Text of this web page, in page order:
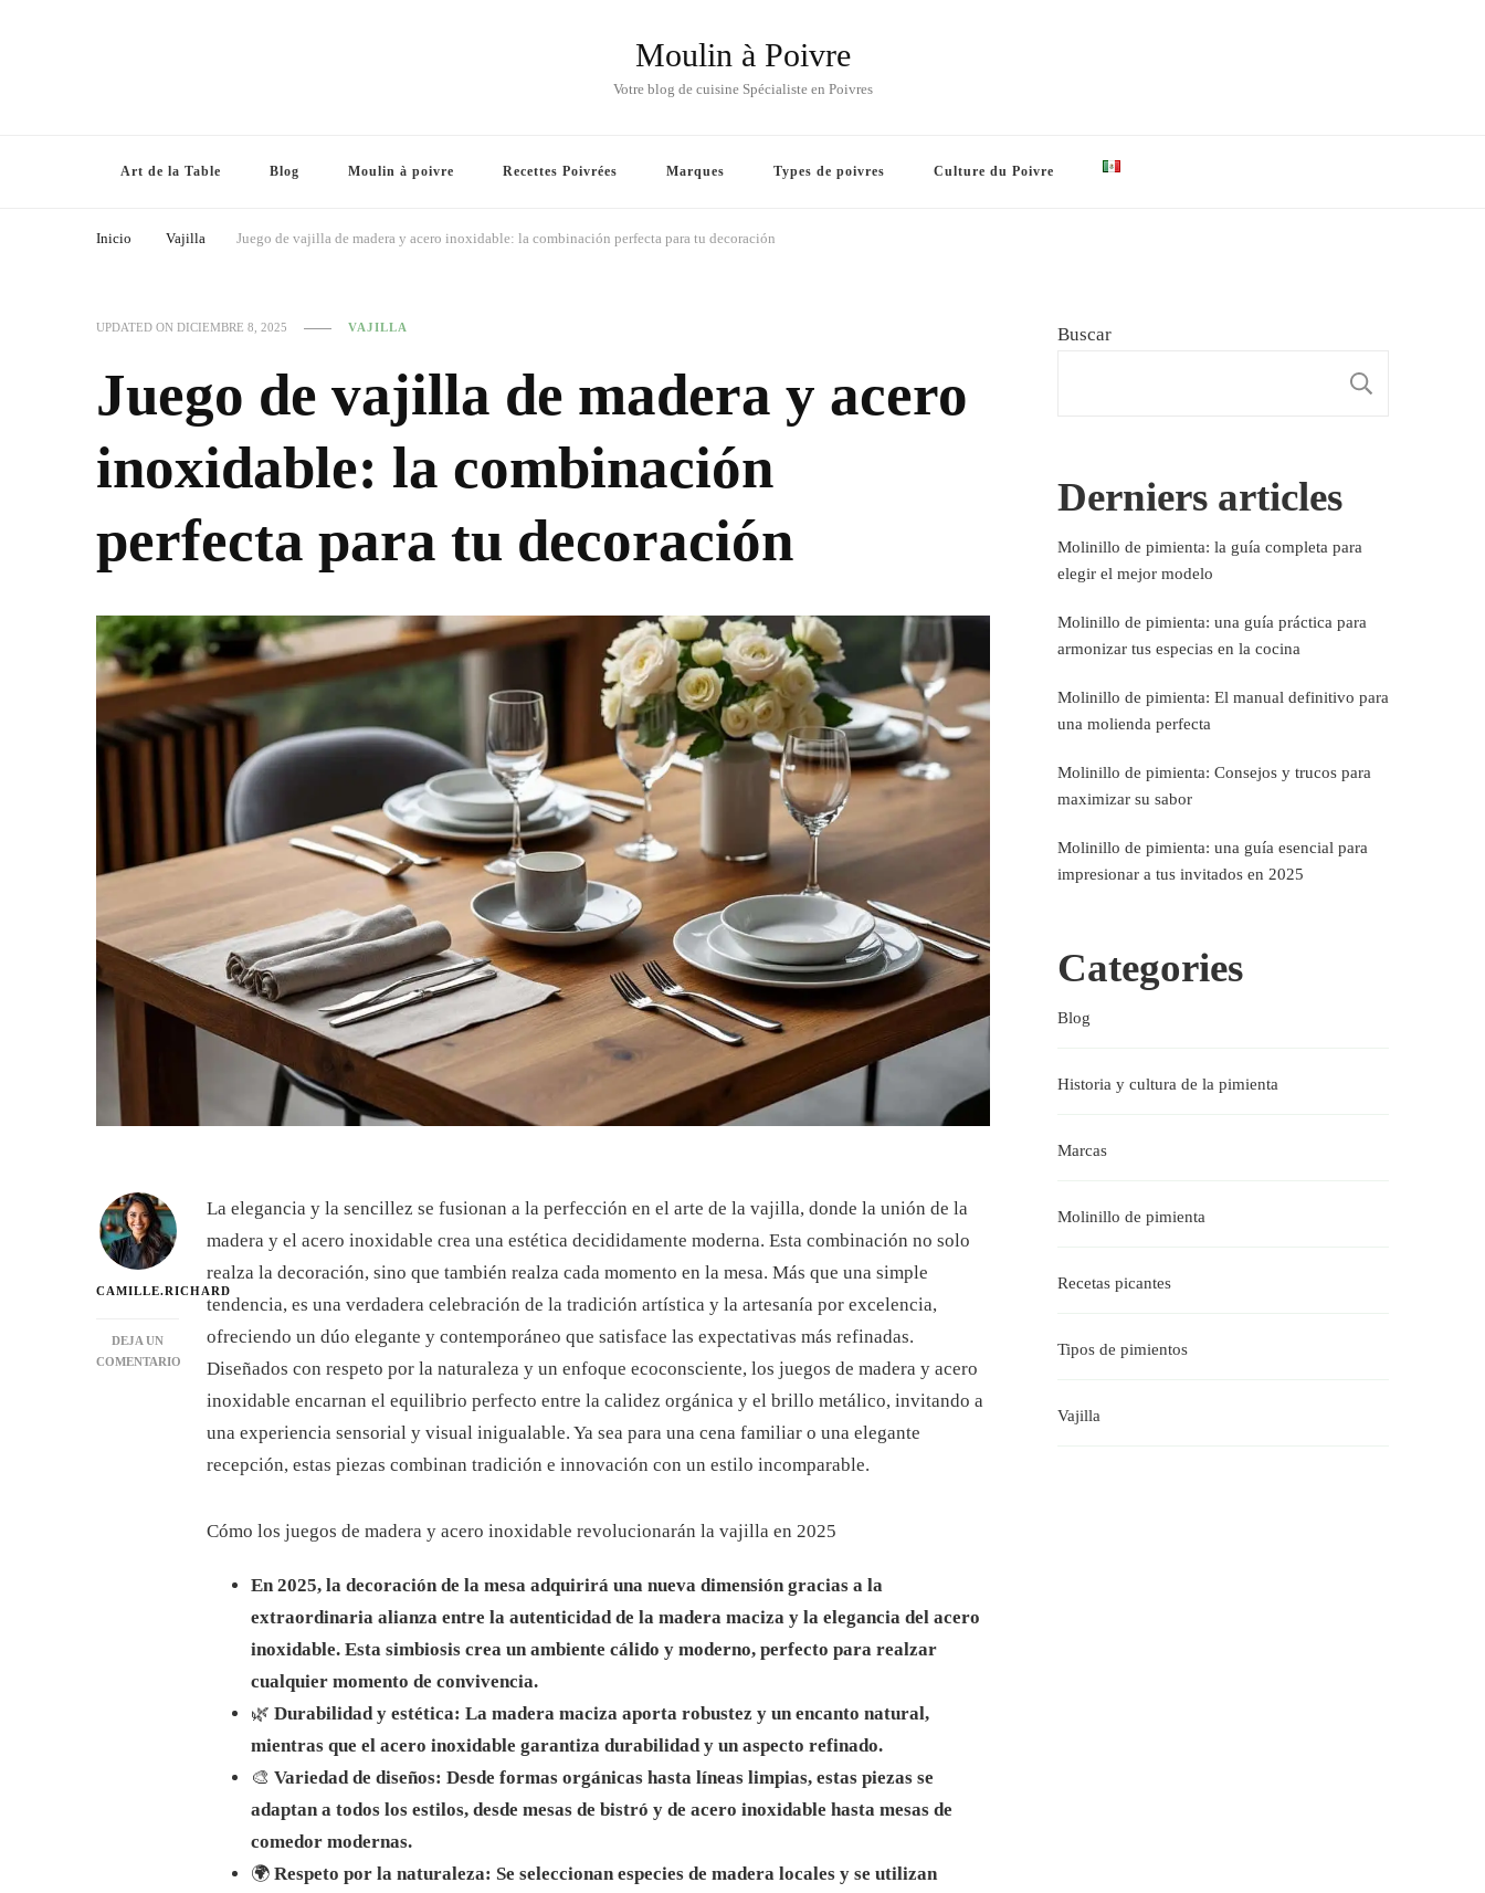
Moulin à Poivre
Votre blog de cuisine Spécialiste en Poivres
Art de la Table Blog Moulin à poivre Recettes Poivrées Marques Types de poivres Culture du Poivre
Inicio Vajilla Juego de vajilla de madera y acero inoxidable: la combinación perfecta para tu decoración
UPDATED ON DICIEMBRE 8, 2025 VAJILLA
Juego de vajilla de madera y acero
inoxidable: la combinación
perfecta para tu decoración
CAMILLE.RICHARD
DEJA UN
COMENTARIO
La elegancia y la sencillez se fusionan a la perfección en el arte de la vajilla, donde la unión de la
madera y el acero inoxidable crea una estética decididamente moderna. Esta combinación no solo
realza la decoración, sino que también realza cada momento en la mesa. Más que una simple
tendencia, es una verdadera celebración de la tradición artística y la artesanía por excelencia,
ofreciendo un dúo elegante y contemporáneo que satisface las expectativas más refinadas.
Diseñados con respeto por la naturaleza y un enfoque ecoconsciente, los juegos de madera y acero
inoxidable encarnan el equilibrio perfecto entre la calidez orgánica y el brillo metálico, invitando a
una experiencia sensorial y visual inigualable. Ya sea para una cena familiar o una elegante
recepción, estas piezas combinan tradición e innovación con un estilo incomparable.
Cómo los juegos de madera y acero inoxidable revolucionarán la vajilla en 2025
En 2025, la decoración de la mesa adquirirá una nueva dimensión gracias a la
extraordinaria alianza entre la autenticidad de la madera maciza y la elegancia del acero
inoxidable. Esta simbiosis crea un ambiente cálido y moderno, perfecto para realzar
cualquier momento de convivencia.
🌿 Durabilidad y estética: La madera maciza aporta robustez y un encanto natural,
mientras que el acero inoxidable garantiza durabilidad y un aspecto refinado.
🎨 Variedad de diseños: Desde formas orgánicas hasta líneas limpias, estas piezas se
adaptan a todos los estilos, desde mesas de bistró y de acero inoxidable hasta mesas de
comedor modernas.
🌍 Respeto por la naturaleza: Se seleccionan especies de madera locales y se utilizan
Buscar
Derniers articles
Molinillo de pimienta: la guía completa para
elegir el mejor modelo
Molinillo de pimienta: una guía práctica para
armonizar tus especias en la cocina
Molinillo de pimienta: El manual definitivo para
una molienda perfecta
Molinillo de pimienta: Consejos y trucos para
maximizar su sabor
Molinillo de pimienta: una guía esencial para
impresionar a tus invitados en 2025
Categories
Blog
Historia y cultura de la pimienta
Marcas
Molinillo de pimienta
Recetas picantes
Tipos de pimientos
Vajilla